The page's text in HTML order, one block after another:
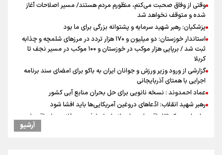
وقتی از وفاق صحبت می‌کنم، منظورم مردم هستند/ مسیر اصلاحات آغاز
شده و متوقف نخواهد شد
پزشکیان: رهبر شهید سرمایه و پشتوانه بزرگی برای ما بود
استاندار خوزستان: دو میلیون و ۱۷۰ هزار تردد در مرزهای شلمچه و چذابه
ثبت شد / برپایی هزار موکب در خوزستان و ۱۰۰ موکب در مسیر نجف تا
کربلا
گزارشی از ورود وزیر ورزش و جوانان ایران به باکو برای امضای سند برنامه
اجرایی با همتای آذربایجانی
عماد احمدوند : نسخه نانویی برای حل بحران منابع آبی کشور
رهبر شهید انقلاب: ادّعاهای دروغین آمریکایی‌ها باید افشا شود
جابجایی مرکز ثقل اقتصاد جهان انجام شد/ فرصت طلایی برای اقتصاد
آرشیو